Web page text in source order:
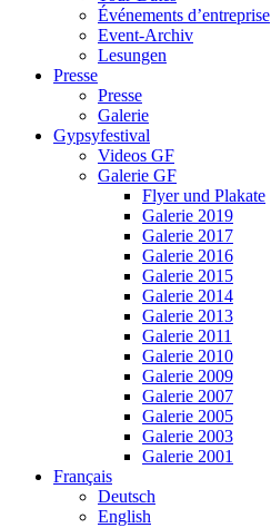
Événements d’entreprise
Event-Archiv
Lesungen
Presse
Presse
Galerie
Gypsyfestival
Videos GF
Galerie GF
Flyer und Plakate
Galerie 2019
Galerie 2017
Galerie 2016
Galerie 2015
Galerie 2014
Galerie 2013
Galerie 2011
Galerie 2010
Galerie 2009
Galerie 2007
Galerie 2005
Galerie 2003
Galerie 2001
Français
Deutsch
English